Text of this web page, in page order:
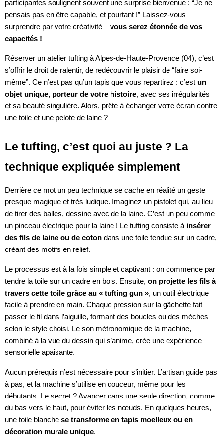
participantes soulignent souvent une surprise bienvenue : “Je ne
pensais pas en être capable, et pourtant !” Laissez-vous
surprendre par votre créativité –vous serez étonnée de vos
capacités !
Réserver un atelier tufting à Alpes-de-Haute-Provence (04), c’est
s’offrir le droit de ralentir, de redécouvrir le plaisir de “faire soi-
même”. Ce n’est pas qu’un tapis que vous repartirez : c’est un
objet unique, porteur de votre histoire, avec ses irrégularités
et sa beauté singulière. Alors, prête à échanger votre écran contre
une toile et une pelote de laine ?
Le tufting, c’est quoi au juste ? La
technique expliquée simplement
Derrière ce mot un peu technique se cache en réalité un geste
presque magique et très ludique. Imaginez un pistolet qui, au lieu
de tirer des balles, dessine avec de la laine. C’est un peu comme
un pinceau électrique pour la laine ! Le tufting consiste à insérer
des fils de laine ou de coton dans une toile tendue sur un cadre,
créant des motifs en relief.
Le processus est à la fois simple et captivant : on commence par
tendre la toile sur un cadre en bois. Ensuite, on projette les fils à
travers cette toile grâce au « tufting gun », un outil électrique
facile à prendre en main. Chaque pression sur la gâchette fait
passer le fil dans l’aiguille, formant des boucles ou des mèches
selon le style choisi. Le son métronomique de la machine,
combiné à la vue du dessin qui s’anime, crée une expérience
sensorielle apaisante.
Aucun prérequis n’est nécessaire pour s’initier. L’artisan guide pas
à pas, et la machine s’utilise en douceur, même pour les
débutants. Le secret ? Avancer dans une seule direction, comme
du bas vers le haut, pour éviter les nœuds. En quelques heures,
une toile blanche se transforme en tapis moelleux ou en
décoration murale unique.